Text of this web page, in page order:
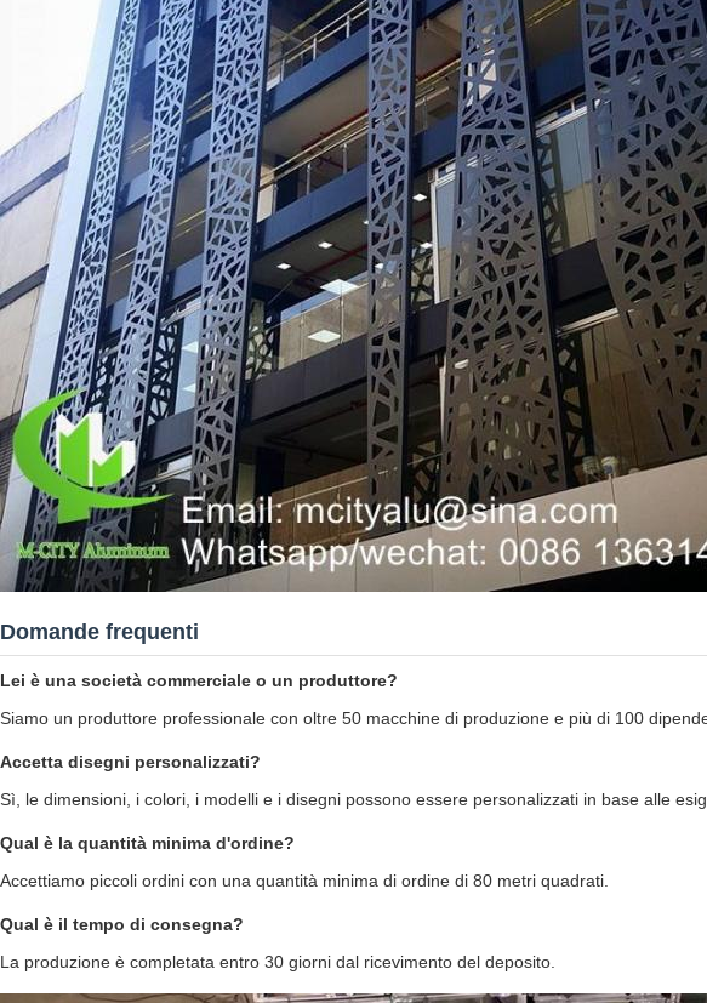
Domande frequenti
Lei è una società commerciale o un produttore?
Siamo un produttore professionale con oltre 50 macchine di produzione e più di 100
Accetta disegni personalizzati?
Sì, le dimensioni, i colori, i modelli e i disegni possono essere personalizzati in base alle
Qual è la quantità minima d'ordine?
Accettiamo piccoli ordini con una quantità minima di ordine di 80 metri quadrati.
Qual è il tempo di consegna?
La produzione è completata entro 30 giorni dal ricevimento del deposito.